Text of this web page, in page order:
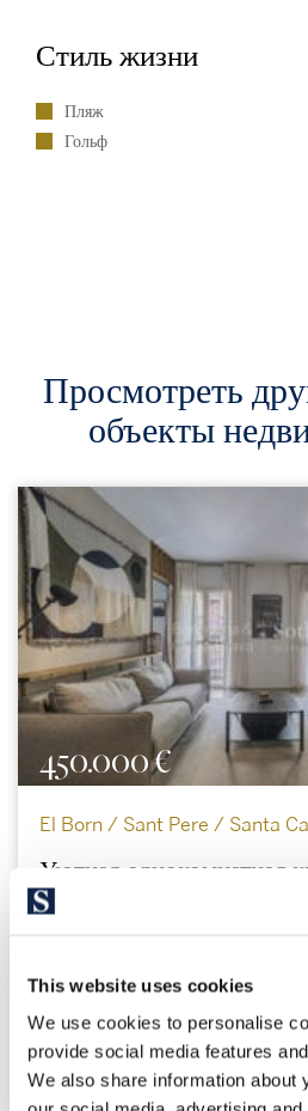
This website uses cookies
We use cookies to personalise
provide social media features
We also share information about
Стиль жизни
Пляж
Гольф
Просмотреть
объекты
450.000 €
El Born / Sant Pere / Santa
Уютная однокомнатная
Борн
квартиру открывается просторная
открытой кухней американского
красивых балкона с видом на